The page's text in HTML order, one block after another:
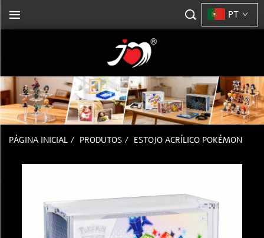
PT
PÁGINA INICIAL / PRODUTOS / ESTOJO ACRÍLICO POKÉMON